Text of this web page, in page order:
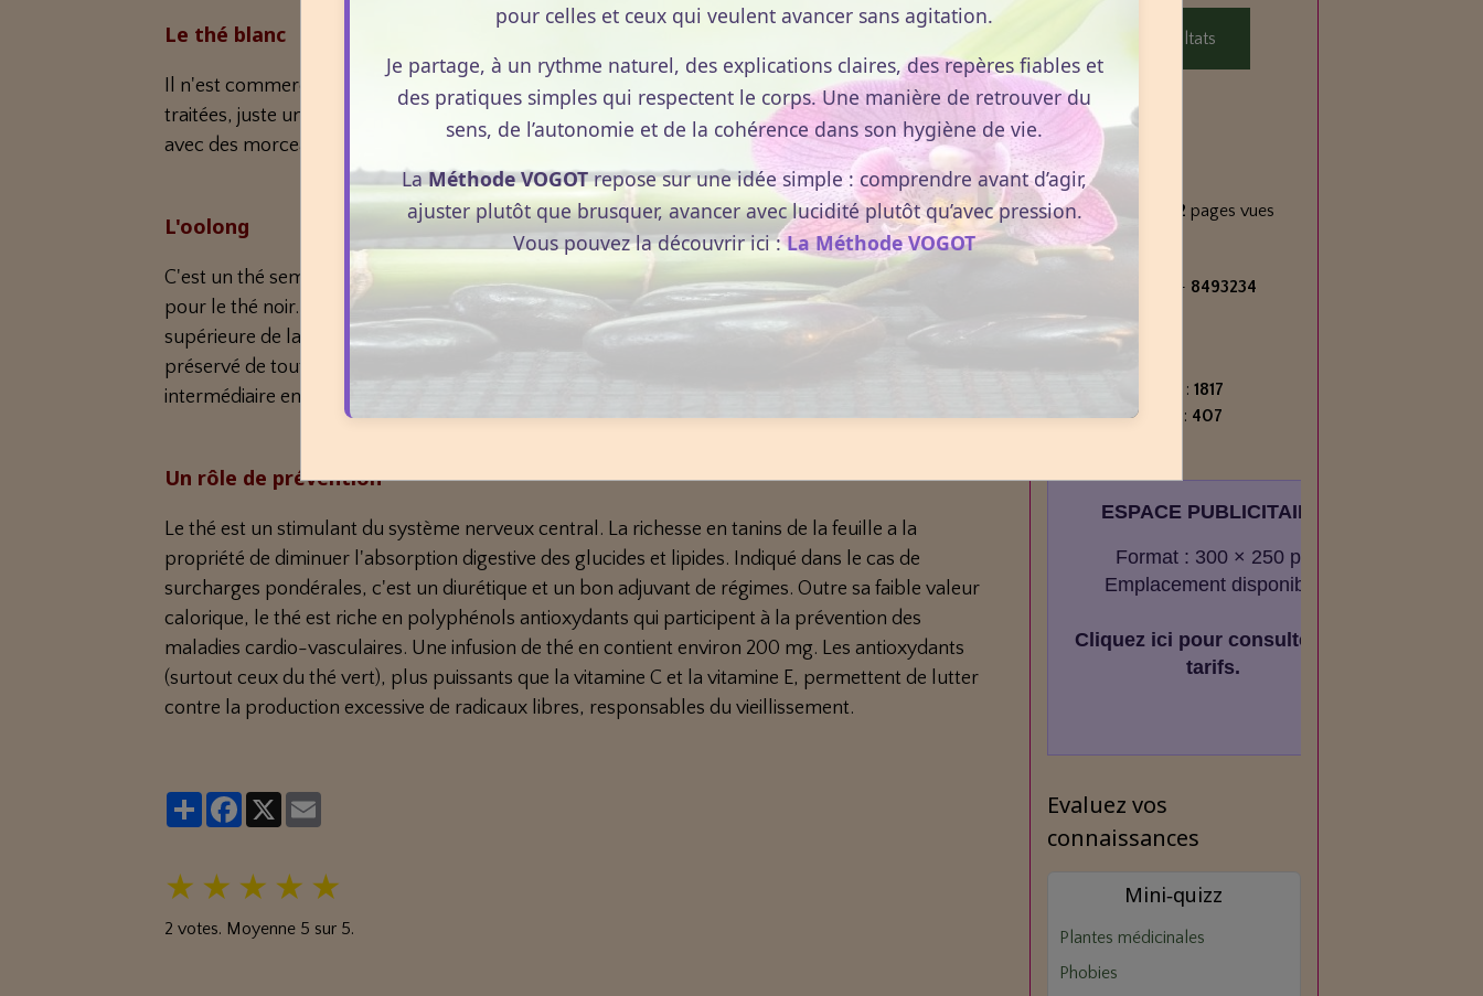
Le thé blanc
Il n'est commercialisé qu'en chine et au Sri Lanka. Il s'agit de feuilles cueillies très jeunes, non
traitées, juste un peu flétries, puis séchées, présentées généralement en vrac et en mélanges
avec des morceaux de branches.
L'oolong
C'est un thé semi-fermenté (feuilles entières). La trituration des feuilles est moins poussée que
pour le thé noir. Le secret réside dans un temps de fermentaion très court. Seule la partie
supérieure de la feuille subit le processus de fermentation alors que son coeur, lui, demeure
préservé de toute transformation et conserve sa couleur. Quant au pouchong, c'est un thé
intermédiaire entre le thé vert et l'oolong.
Un rôle de prévention
Le thé est un stimulant du système nerveux central. La richesse en tanins de la feuille a la
propriété de diminuer l'absorption digestive des glucides et lipides. Indiqué dans le cas de
surcharges pondérales, c'est un diurétique et un bon adjuvant de régimes. Outre sa faible valeur
calorique, le thé est riche en polyphénols antioxydants qui participent à la prévention des
maladies cardio-vasculaires. Une infusion de thé en contient environ 200 mg. Les antioxydants
(surtout ceux du thé vert), plus puissants que la vitamine C et la vitamine E, permettent de lutter
contre la production excessive de radicaux libres, responsables du vieillissement.
PartagerFacebook
X
★ ★ ★ ★ ★
2 votes. Moyenne 5 sur 5.
Voir les résultats
Statistiques
Aujourd'hui
202 visiteurs - 252 pages vues
Total
visiteurs - 8493234
pages vues
Nombre de pages :1817
Nombre d'articles : 407
ESPACE PUBLICITAIRE
Format : 300 × 250 px
Emplacement disponible
Cliquez ici pour consulter les
tarifs.
Evaluez vos
connaissances
Mini‑quizz
Plantes médicinales
Phobies
pour celles et ceux qui veulent avancer sans agitation.
Je partage, à un rythme naturel, des explications claires, des repères fiables et
des pratiques simples qui respectent le corps. Une manière de retrouver du
sens, de l’autonomie et de la cohérence dans son hygiène de vie.
LaMéthode VOGOTrepose sur une idée simple : comprendre avant d’agir,
ajuster plutôt que brusquer, avancer avec lucidité plutôt qu’avec pression.
Vous pouvez la découvrir ici :La Méthode VOGOT